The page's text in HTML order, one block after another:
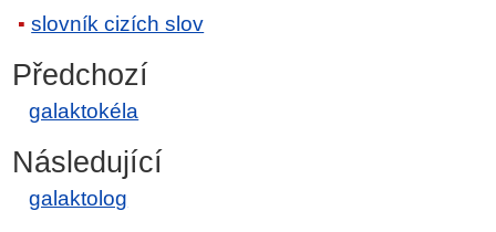
slovník cizích slov
Předchozí
galaktokéla
Následující
galaktolog